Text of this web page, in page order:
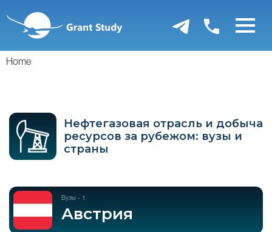
основному
содержанию
Home
Нефтегазовая отрасль и добыча
ресурсов за рубежом: вузы и
страны
Вузы - 1
Австрия